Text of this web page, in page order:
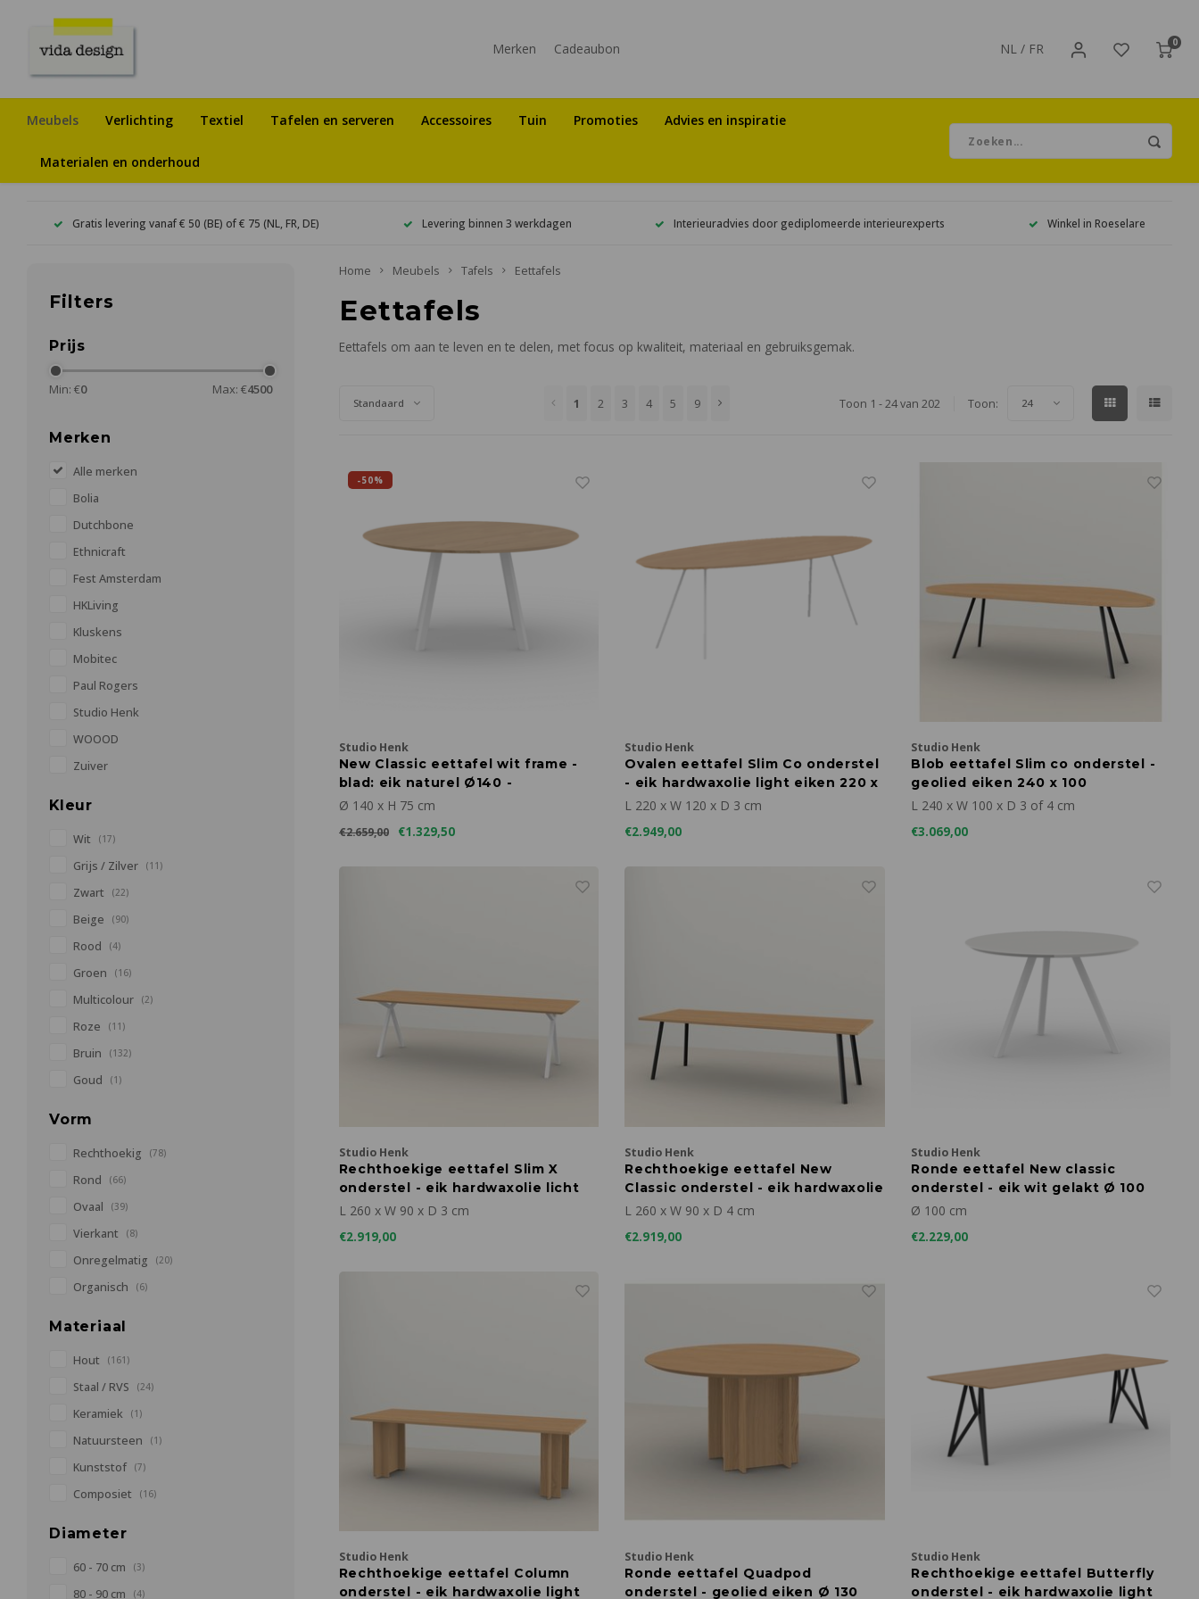
Merken Cadeaubon NL / FR 0
Meubels Verlichting Textiel Tafelen en serveren Accessoires Tuin Promoties Advies en inspiratie
Materialen en onderhoud
Gratis levering vanaf € 50 (BE) of € 75 (NL, FR, DE) Levering binnen 3 werkdagen Interieuradvies door gediplomeerde interieurexperts Winkel in Roeselare
Filters
Prijs
Min: €0 Max: €4500
Merken
Alle merken
Bolia
Dutchbone
Ethnicraft
Fest Amsterdam
HKLiving
Kluskens
Mobitec
Paul Rogers
Studio Henk
WOOOD
Zuiver
Kleur
Wit (17)
Grijs / Zilver (11)
Zwart (22)
Beige (90)
Rood (4)
Groen (16)
Multicolour (2)
Roze (11)
Bruin (132)
Goud (1)
Vorm
Rechthoekig (78)
Rond (66)
Ovaal (39)
Vierkant (8)
Onregelmatig (20)
Organisch (6)
Materiaal
Hout (161)
Staal / RVS (24)
Keramiek (1)
Natuursteen (1)
Kunststof (7)
Composiet (16)
Diameter
60 - 70 cm (3)
80 - 90 cm (4)
Home Meubels Tafels Eettafels
Eettafels
Eettafels om aan te leven en te delen, met focus op kwaliteit, materiaal en gebruiksgemak.
Standaard 1 2 3 4 5 9 Toon 1 - 24 van 202 Toon: 24
-50%
Studio Henk
New Classic eettafel wit frame -
blad: eik naturel Ø140 -
TOONZAALMODEL
Ø 140 x H 75 cm
€2.659,00 €1.329,50
Studio Henk
Ovalen eettafel Slim Co onderstel
- eik hardwaxolie light eiken 220 x
120
L 220 x W 120 x D 3 cm
€2.949,00
Studio Henk
Blob eettafel Slim co onderstel -
geolied eiken 240 x 100
L 240 x W 100 x D 3 of 4 cm
€3.069,00
Studio Henk
Rechthoekige eettafel Slim X
onderstel - eik hardwaxolie licht
260 x 100
L 260 x W 90 x D 3 cm
€2.919,00
Studio Henk
Rechthoekige eettafel New
Classic onderstel - eik hardwaxolie
light 260 x 100
L 260 x W 90 x D 4 cm
€2.919,00
Studio Henk
Ronde eettafel New classic
onderstel - eik wit gelakt Ø 100
Ø 100 cm
€2.229,00
Studio Henk
Rechthoekige eettafel Column
onderstel - eik hardwaxolie light
Studio Henk
Ronde eettafel Quadpod
onderstel - geolied eiken Ø 130
Studio Henk
Rechthoekige eettafel Butterfly
onderstel - eik hardwaxolie light